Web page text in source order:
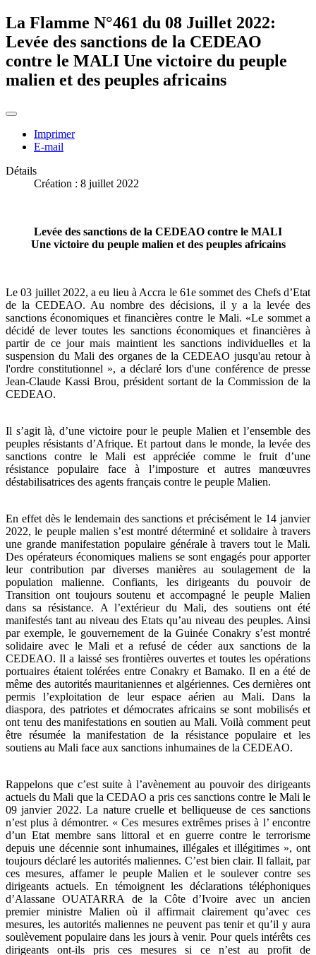
La Flamme N°461 du 08 Juillet 2022:
Levée des sanctions de la CEDEAO
contre le MALI Une victoire du peuple
malien et des peuples africains
Imprimer
E-mail
Détails
Création : 8 juillet 2022
Levée des sanctions de la CEDEAO contre le MALI
Une victoire du peuple malien et des peuples africains
Le 03 juillet 2022, a eu lieu à Accra le 61e sommet des Chefs d’Etat
de la CEDEAO. Au nombre des décisions, il y a la levée des
sanctions économiques et financières contre le Mali. «Le sommet a
décidé de lever toutes les sanctions économiques et financières à
partir de ce jour mais maintient les sanctions individuelles et la
suspension du Mali des organes de la CEDEAO jusqu'au retour à
l'ordre constitutionnel », a déclaré lors d'une conférence de presse
Jean-Claude Kassi Brou, président sortant de la Commission de la
CEDEAO.
Il s’agit là, d’une victoire pour le peuple Malien et l’ensemble des
peuples résistants d’Afrique. Et partout dans le monde, la levée des
sanctions contre le Mali est appréciée comme le fruit d’une
résistance populaire face à l’imposture et autres manœuvres
déstabilisatrices des agents français contre le peuple Malien.
En effet dès le lendemain des sanctions et précisément le 14 janvier
2022, le peuple malien s’est montré déterminé et solidaire à travers
une grande manifestation populaire générale à travers tout le Mali.
Des opérateurs économiques maliens se sont engagés pour apporter
leur contribution par diverses manières au soulagement de la
population malienne. Confiants, les dirigeants du pouvoir de
Transition ont toujours soutenu et accompagné le peuple Malien
dans sa résistance. A l’extérieur du Mali, des soutiens ont été
manifestés tant au niveau des Etats qu’au niveau des peuples. Ainsi
par exemple, le gouvernement de la Guinée Conakry s’est montré
solidaire avec le Mali et a refusé de céder aux sanctions de la
CEDEAO. Il a laissé ses frontières ouvertes et toutes les opérations
portuaires étaient tolérées entre Conakry et Bamako. Il en a été de
même des autorités mauritaniennes et algériennes. Ces dernières ont
permis l’exploitation de leur espace aérien au Mali. Dans la
diaspora, des patriotes et démocrates africains se sont mobilisés et
ont tenu des manifestations en soutien au Mali. Voilà comment peut
être résumée la manifestation de la résistance populaire et les
soutiens au Mali face aux sanctions inhumaines de la CEDEAO.
Rappelons que c’est suite à l’avènement au pouvoir des dirigeants
actuels du Mali que la CEDAO a pris ces sanctions contre le Mali le
09 janvier 2022. La nature cruelle et belliqueuse de ces sanctions
n’est plus à démontrer. « Ces mesures extrêmes prises à l’ encontre
d’un Etat membre sans littoral et en guerre contre le terrorisme
depuis une décennie sont inhumaines, illégales et illégitimes », ont
toujours déclaré les autorités maliennes. C’est bien clair. Il fallait, par
ces mesures, affamer le peuple Malien et le soulever contre ses
dirigeants actuels. En témoignent les déclarations téléphoniques
d’Alassane OUATARRA de la Côte d’Ivoire avec un ancien
premier ministre Malien où il affirmait clairement qu’avec ces
mesures, les autorités maliennes ne peuvent pas tenir et qu’il y aura
soulèvement populaire dans les jours à venir. Pour quels intérêts ces
dirigeants ont-ils pris ces mesures si ce n’est au profit de